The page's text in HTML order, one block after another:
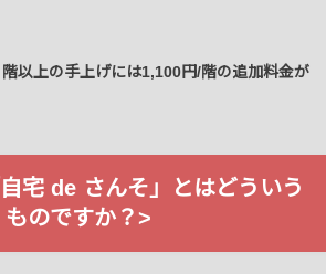
以上の手上げには1,100円/階の追加料金が
宅 de さんそ」とはどういう
ものですか？>